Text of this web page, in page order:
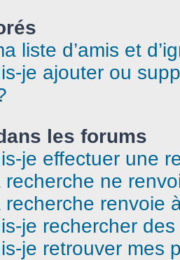
liste d’amis et
je ajouter ou
les forums
je effectuer une
recherche ne
recherche renvoie
je rechercher
je retrouver mes